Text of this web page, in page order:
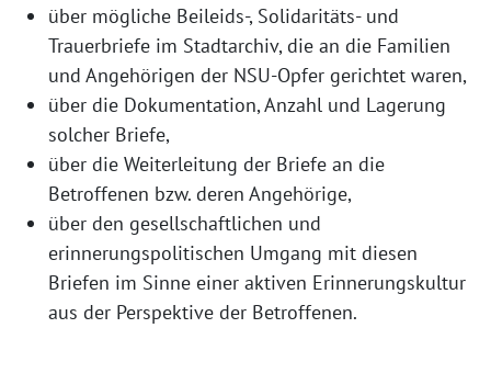
über mögliche Beileids-, Solidaritäts- und
Trauerbriefe im Stadtarchiv, die an die Familien
und Angehörigen der NSU-Opfer gerichtet waren,
über die Dokumentation, Anzahl und Lagerung
solcher Briefe,
über die Weiterleitung der Briefe an die
Betroffenen bzw. deren Angehörige,
über den gesellschaftlichen und
erinnerungspolitischen Umgang mit diesen
Briefen im Sinne einer aktiven Erinnerungskultur
aus der Perspektive der Betroffenen.